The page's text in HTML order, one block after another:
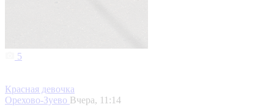
5
Красная девочка
Орехово-Зуево Вчера, 11:14